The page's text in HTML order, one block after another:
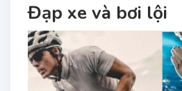
Đạp xe và bơi lội